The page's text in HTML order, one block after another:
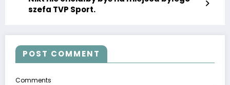
szefa TVP Sport.
POST COMMENT
Comments